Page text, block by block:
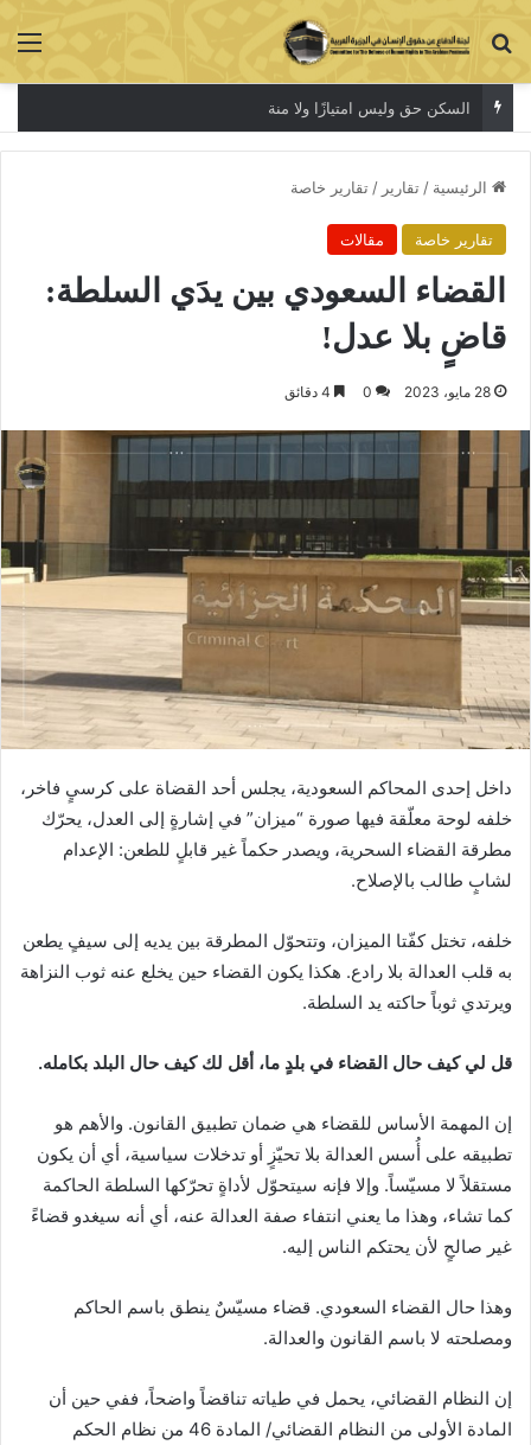
بحث عن
السكن حق وليس امتيازًا ولا منة
الرئيسية / تقارير / تقارير خاصة
تقارير خاصة مقالات
القضاء السعودي بين يدَي السلطة:
قاضٍ بلا عدل!
28 مايو، 2023 0
داخل إحدى المحاكم السعودية، يجلس أحد القضاة على كرسيٍ فاخر،
خلفه لوحة معلّقة فيها صورة “ميزان” في إشارةٍ إلى العدل، يحرّك
مطرقة القضاء السحرية، ويصدر حكماً غير قابلٍ للطعن: الإعدام
لشابٍ طالب بالإصلاح.
خلفه، تختل كفّتا الميزان، وتتحوّل المطرقة بين يديه إلى سيفٍ يطعن
به قلب العدالة بلا رادع. هكذا يكون القضاء حين يخلع عنه ثوب النزاهة
ويرتدي ثوباً حاكته يد السلطة.
قل لي كيف حال القضاء في بلدٍ ما، أقل لك كيف حال البلد بكامله.
إن المهمة الأساس للقضاء هي ضمان تطبيق القانون. والأهم هو
تطبيقه على أُسس العدالة بلا تحيّزٍ أو تدخلات سياسية، أي أن يكون
مستقلاً لا مسيّساً. وإلا فإنه سيتحوّل لأداةٍ تحرّكها السلطة الحاكمة
كما تشاء، وهذا ما يعني انتفاء صفة العدالة عنه، أي أنه سيغدو قضاءً
غير صالحٍ لأن يحتكم الناس إليه.
وهذا حال القضاء السعودي. قضاء مسيّسٌ ينطق باسم الحاكم
ومصلحته لا باسم القانون والعدالة.
إن النظام القضائي، يحمل في طياته تناقضاً واضحاً، ففي حين أن
المادة الأولى من النظام القضائي/ المادة 46 من نظام الحكم